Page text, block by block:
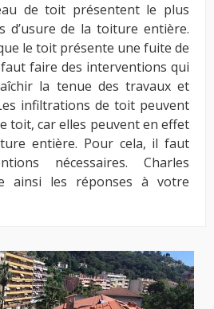
de toit présentent le plus
d’usure de la toiture entière.
le toit présente une fuite de
faire des interventions qui
la tenue des travaux et
infiltrations de toit peuvent
toit, car elles peuvent en effet
entière. Pour cela, il faut
nécessaires. Charles
ainsi les réponses à votre